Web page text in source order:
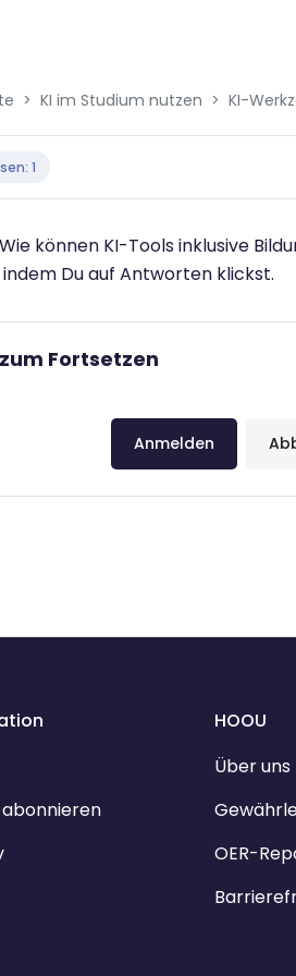
KI im Studium nutzen
1
können KI-Tools inklusive
Du auf Antworten klickst.
Fortsetzen
Anmelden
HOOU
Über uns
OER-